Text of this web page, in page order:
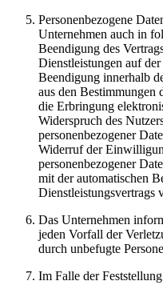
Personenbezogene
Unternehmen auch in
Beendigung des
Dienstleistungen auf
Beendigung innerhalb
aus den Bestimmungen
die Erbringung
Widerspruch des
personenbezogener
Widerruf der
personenbezogener
mit der automatischen
Dienstleistungsvertrags
Das Unternehmen
jeden Vorfall der
durch unbefugte
Im Falle der